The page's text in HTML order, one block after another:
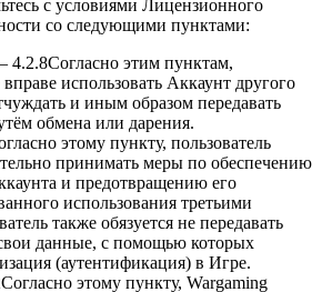
с условиями Лицензионного
со следующими пунктами:
4.2.8Согласно этим пунктам,
вправе использовать Аккаунт другого
и иным образом передавать
обмена или дарения.
этому пункту, пользователь
принимать меры по обеспечению
и предотвращению его
использования третьими
также обязуется не передавать
данные, с помощью которых
(аутентификация) в Игре.
этому пункту, Wargaming